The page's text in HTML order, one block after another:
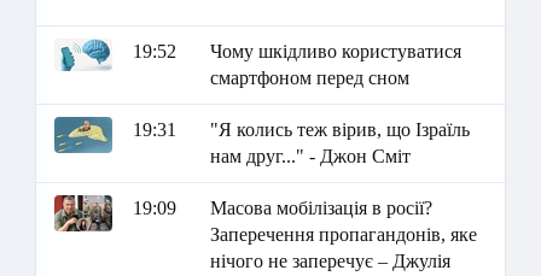
19:52
Чому шкідливо користуватися
смартфоном перед сном
19:31
"Я колись теж вірив, що Ізраїль
нам друг..." - Джон Сміт
19:09
Масова мобілізація в росії?
Заперечення пропагандонів, яке
нічого не заперечує – Джулія